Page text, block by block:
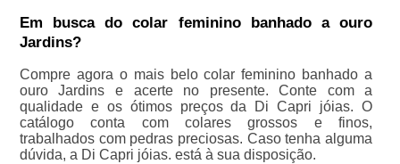
Em busca do colar feminino banhado a ouro
Jardins?
Compre agora o mais belo colar feminino banhado a
ouro Jardins e acerte no presente. Conte com a
qualidade e os ótimos preços da Di Capri jóias. O
catálogo conta com colares grossos e finos,
trabalhados com pedras preciosas. Caso tenha alguma
dúvida, a Di Capri jóias. está à sua disposição.